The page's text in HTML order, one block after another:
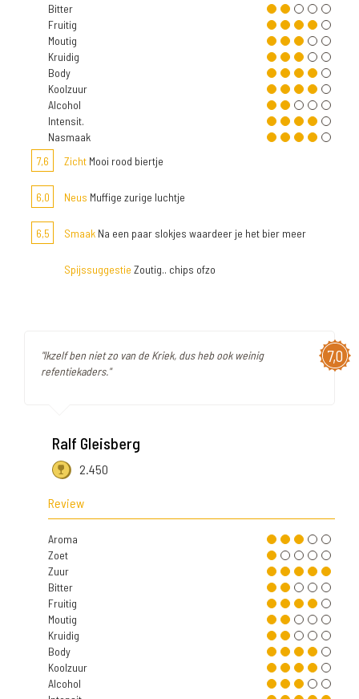
Bitter
Fruitig
Moutig
Kruidig
Body
Koolzuur
Alcohol
Intensit.
Nasmaak
7,6
Zicht Mooi rood biertje
6,0 Neus Muffige zurige luchtje
6,5 Smaak Na een paar slokjes waardeer je het bier meer
Spijssuggestie Zoutig.. chips ofzo
7,0
"Ikzelf ben niet zo van de Kriek, dus heb ook weinig
refentiekaders."
Ralf Gleisberg
2.450
Review
Aroma
Zoet
Zuur
Bitter
Fruitig
Moutig
Kruidig
Body
Koolzuur
Alcohol